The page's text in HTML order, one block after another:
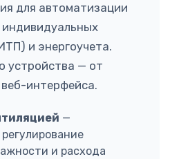
для автоматизации
индивидуальных
и энергоучета.
устройства — от
интерфейса.
—
и расхода